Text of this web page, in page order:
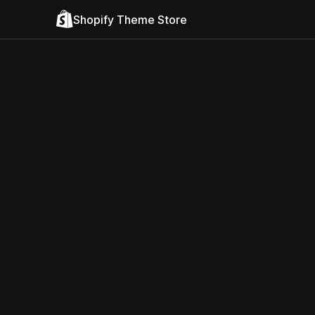
Shopify Theme Store